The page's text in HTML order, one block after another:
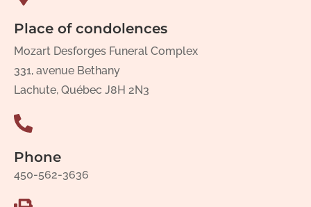
Place of condolences
Mozart Desforges Funeral Complex
331, avenue Bethany
Lachute, Québec J8H 2N3
Phone
450-562-3636